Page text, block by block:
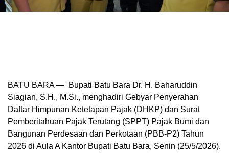
BATU BARA — Bupati Batu Bara Dr. H. Baharuddin
Siagian, S.H., M.Si., menghadiri Gebyar Penyerahan
Daftar Himpunan Ketetapan Pajak (DHKP) dan Surat
Pemberitahuan Pajak Terutang (SPPT) Pajak Bumi dan
Bangunan Perdesaan dan Perkotaan (PBB-P2) Tahun
2026 di Aula A Kantor Bupati Batu Bara, Senin (25/5/2026).